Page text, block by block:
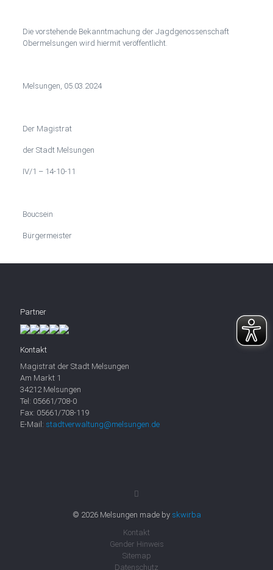
Die vorstehende Bekanntmachung der Jagdgenossenschaft
Obermelsungen wird hiermit veröffentlicht.
Melsungen, 05.03.2024
Der Magistrat
der Stadt Melsungen
IV/1 – 14-10-11
Boucsein
Bürgermeister
Partner
Kontakt
Magistrat der Stadt Melsungen
Am Markt 1
34212 Melsungen
Tel: 05661/708-0
Fax: 05661/708-119
E-Mail: stadtverwaltung@melsungen.de
© 2026 Melsungen made by skwirba
Kontakt
Gender Hinweis
Sitemap
Datenschutz